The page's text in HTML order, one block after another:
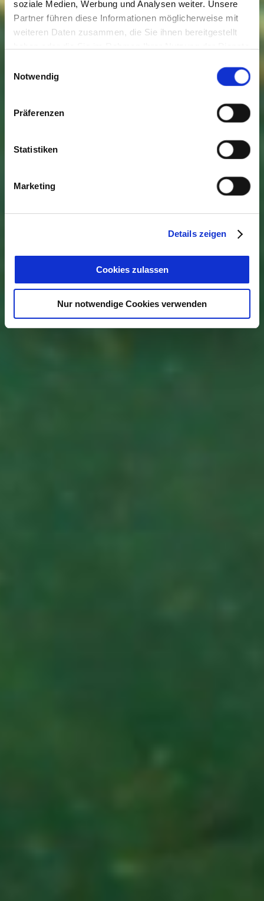
soziale Medien, Werbung und Analysen weiter. Unsere
Partner führen diese Informationen möglicherweise mit
weiteren Daten zusammen, die Sie ihnen bereitgestellt
Cookies, wenn Sie unsere Webseite weiterhin nutzen.
Notwendig
Präferenzen
Statistiken
Marketing
Details zeigen
Cookies zulassen
Nur notwendige Cookies verwenden